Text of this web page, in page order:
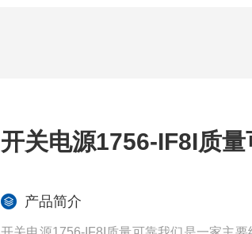
开关电源1756-IF8I质量
产品简介